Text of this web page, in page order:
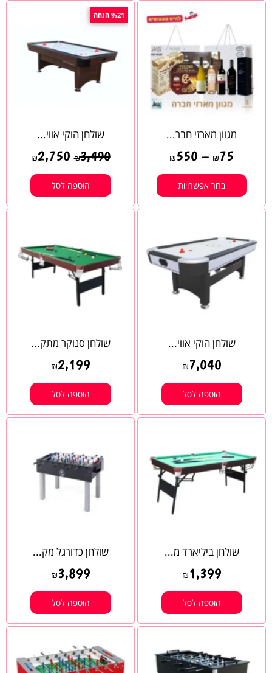
מגוון מארזי חבר...
₪ 75
–
₪ 550
בחר אפשרויות
%21 הנחה
שולחן הוקי אווי...
₪3,490
₪2,750
הוספה לסל
שולחן הוקי אווי...
₪ 7,040
הוספה לסל
שולחן סנוקר מתק...
₪2,199
הוספה לסל
שולחן ביליארד מ...
₪ 1,399
הוספה לסל
שולחן כדורגל מק...
₪3,899
הוספה לסל